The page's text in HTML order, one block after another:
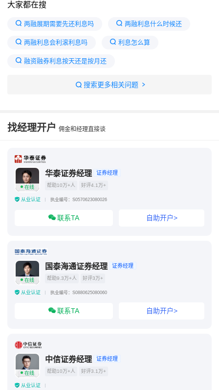
大家都在搜
两融展期需要先还利息吗 两融利息什么时候还
两融利息会利滚利息吗 利息怎么算
融资融券利息按天还是按月还
融资融券计息规则最新
两融账户利息是自动扣除的吗
搜索更多相关问题
找经理开户 佣金和经理直接谈
在线
华泰证券经理 证券经理
帮助10万+人 好评4.1万+
从业认证 执业编号：S0570623080026
联系TA 自助开户>
在线
国泰海通证券经理 证券经理
帮助9.3万+人 好评3万+
从业认证 执业编号：S0880625080060
联系TA 自助开户>
在线
中信证券经理 证券经理
帮助10万+人 好评3.1万+
从业认证